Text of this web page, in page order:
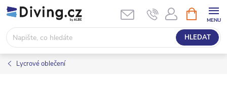
Přejít
na
obsah
HLEDAT
NÁKUPNÍ
KOŠÍK
Lycrové oblečení